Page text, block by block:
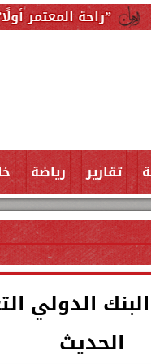
أولًا”.. أحمد
تقارير رياضة
الدولي
الحديث